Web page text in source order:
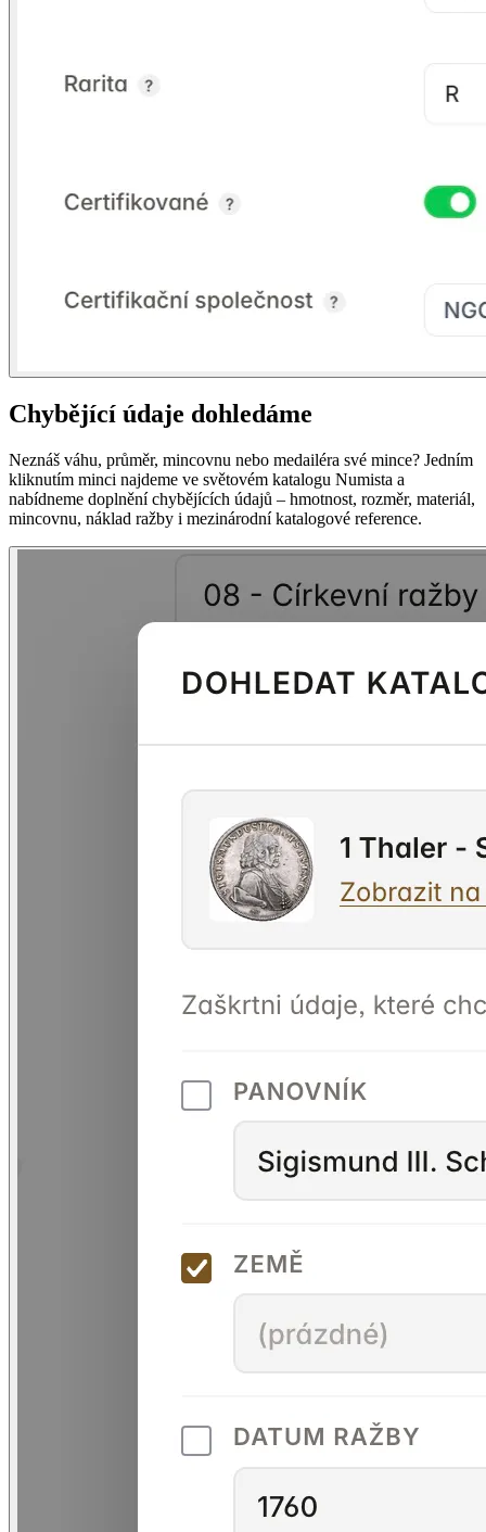
Chybějící údaje dohledáme
Neznáš váhu, průměr, mincovnu nebo medailéra své mince? Jedním
kliknutím minci najdeme ve světovém katalogu Numista a
nabídneme doplnění chybějících údajů – hmotnost, rozměr, materiál,
mincovnu, náklad ražby i mezinárodní katalogové reference.